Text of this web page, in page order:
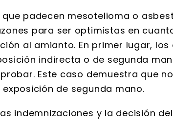
padecen mesotelioma o
para ser optimistas en
al amianto. En primer lugar,
indirecta o de segunda
Este caso demuestra que
de segunda mano.
indemnizaciones y la decisión